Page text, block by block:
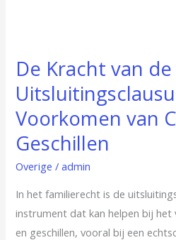
De Kracht van de
Voorkomen van
Geschillen
Overige /admin
In het familierecht is de
instrument dat kan helpen bij
en geschillen, vooral bij een